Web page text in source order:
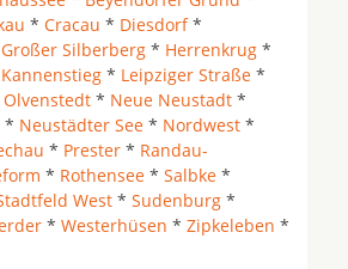
* Cracau * Diesdorf*
Großer Silberberg * Herrenkrug *
Kannenstieg * Leipziger Straße *
Olvenstedt * Neue Neustadt *
* Neustädter See * Nordwest *
* Prester * Randau-
* Rothensee * Salbke *
West * Sudenburg *
* Westerhüsen * Zipkeleben *